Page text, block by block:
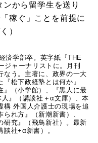
から留学生を送り
稼ぐ」ことを前提に
）
済学部卒。英字紙『THE
ジャーナリストに。月刊
なう。主著に、政界の一大
松下政経塾とは何か』
』（小学館）、『黒人に最
』（講談社＋α文庫）、本
構 外国人介護士の現場を追
れ方』（新潮新書）、
研究』（飛鳥新社）。最新
社+α新書）。